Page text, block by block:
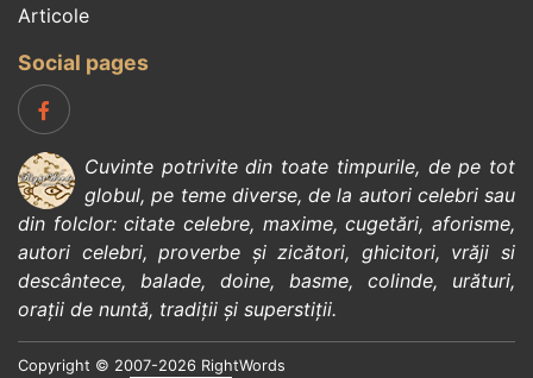
Articole
Social pages
Cuvinte potrivite din toate timpurile, de pe tot
globul, pe teme diverse, de la autori celebrisau
din folclor:citate celebre, maxime,cugetări,aforisme,
autori celebri,proverbe și zicători, ghicitori, vrăji si
descântece, balade, doine, basme, colinde, urături,
orații de nuntă, tradiții și superstiții.
Copyright © 2007-2026 RightWords